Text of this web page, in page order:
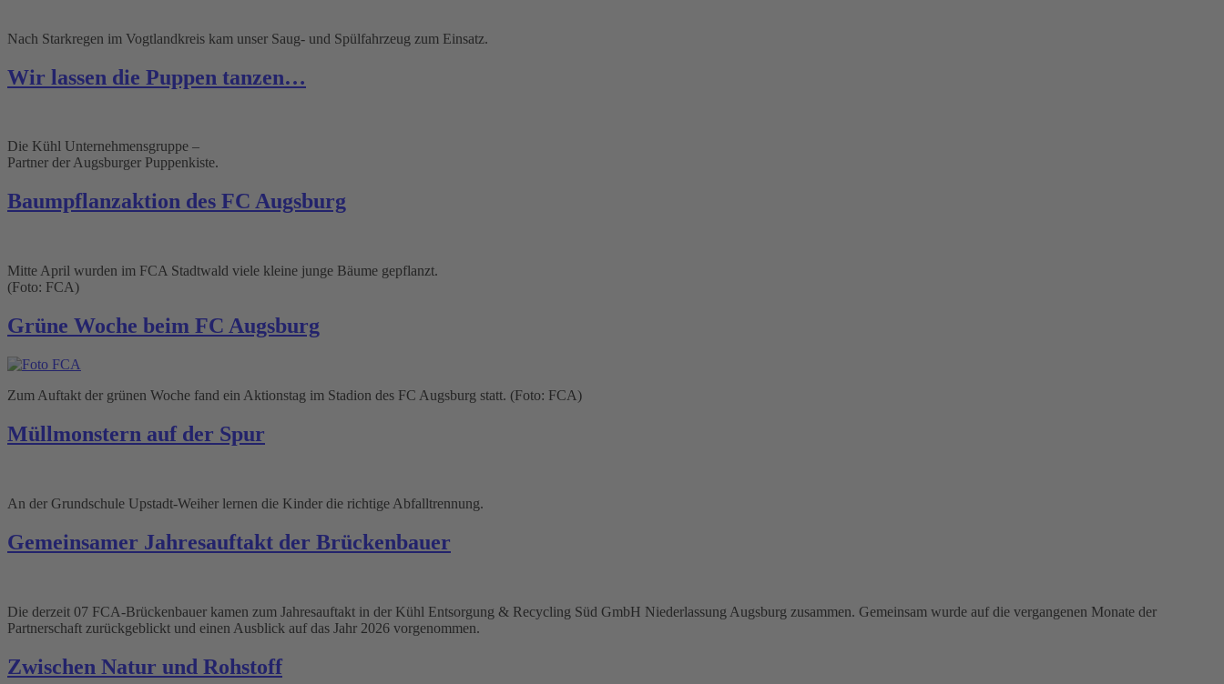
Nach Starkregen im Vogtlandkreis kam unser Saug- und Spülfahrzeug zum Einsatz.
Wir lassen die Puppen tanzen…
Die Kühl Unternehmensgruppe –
Partner der Augsburger Puppenkiste.
Baumpflanzaktion des FC Augsburg
Mitte April wurden im FCA Stadtwald viele kleine junge Bäume gepflanzt.
(Foto: FCA)
Grüne Woche beim FC Augsburg
Zum Auftakt der grünen Woche fand ein Aktionstag im Stadion des FC Augsburg statt. (Foto: FCA)
Müllmonstern auf der Spur
An der Grundschule Upstadt-Weiher lernen die Kinder die richtige Abfalltrennung.
Gemeinsamer Jahresauftakt der Brückenbauer
Die derzeit 07 FCA-Brückenbauer kamen zum Jahresauftakt in der Kühl Entsorgung & Recycling Süd GmbH Niederlassung Augsburg zusammen. Gemeinsam wurde auf die vergangenen Monate der
Partnerschaft zurückgeblickt und einen Ausblick auf das Jahr 2026 vorgenommen.
Zwischen Natur und Rohstoff